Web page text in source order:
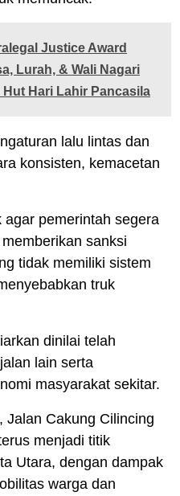
Justice Award
Lurah, & Wali Nagari
Hari Lahir Pancasila
lalu lintas dan
konsisten, kemacetan
pemerintah segera
sanksi
tidak memiliki sistem
truk
dinilai telah
lain serta
masyarakat sekitar.
Jalan Cakung Cilincing
menjadi titik
Utara, dengan dampak
warga dan